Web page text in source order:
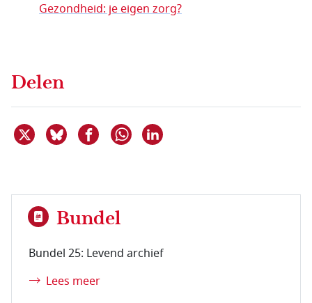
Gezondheid: je eigen zorg?
Delen
Deel dit item op X
Deel dit item op Bluesky
Deel dit item op Facebook
Delen via WhatsApp
Bundel
Bundel 25: Levend archief
Lees meer